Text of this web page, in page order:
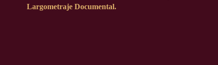
Largometraje Documental.